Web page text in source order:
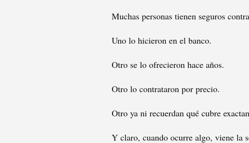
Muchas personas tienen seguros
Uno lo hicieron en el banco.
Otro se lo ofrecieron hace años.
Otro lo contrataron por precio.
Otro ya ni recuerdan qué cubre
Y claro, cuando ocurre algo, viene la